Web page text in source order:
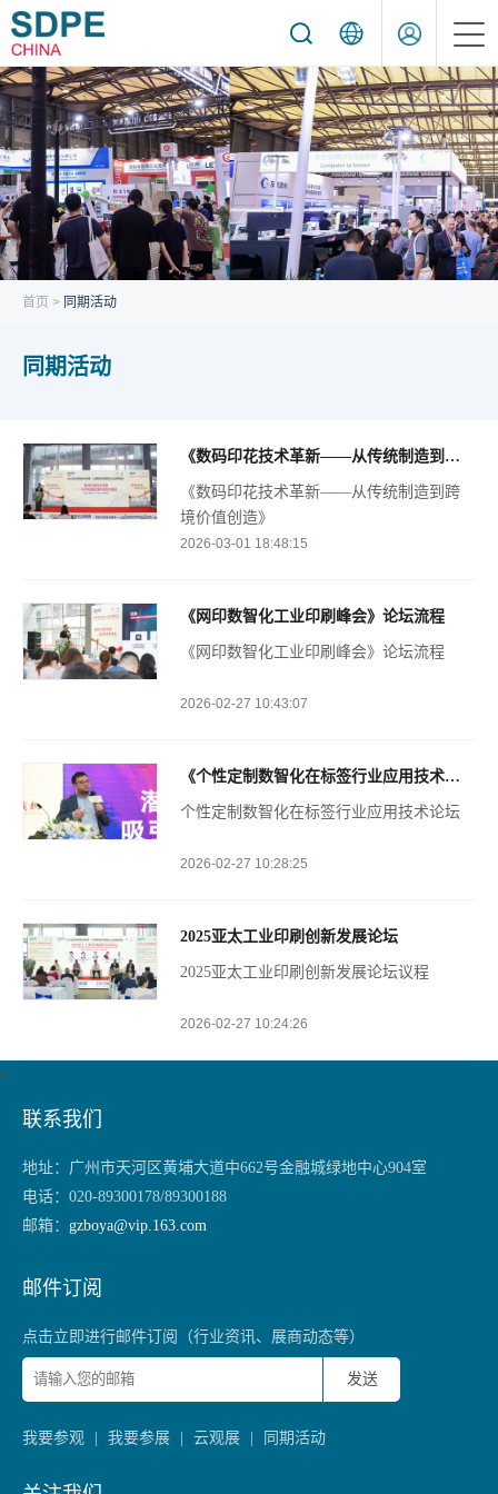
首页
关于展会
线上展览
展商服务
采购信息
媒体合作
首页 > 同期活动
同期活动
《数码印花技术革新——从传统制造到跨境价值创造》
《数码印花技术革新——从传统制造到跨
境价值创造》
2026-03-01 18:48:15
《网印数智化工业印刷峰会》论坛流程
《网印数智化工业印刷峰会》论坛流程
2026-02-27 10:43:07
《个性定制数智化在标签行业应用技术论坛》排期表
个性定制数智化在标签行业应用技术论坛
2026-02-27 10:28:25
2025亚太工业印刷创新发展论坛
2025亚太工业印刷创新发展论坛议程
2026-02-27 10:24:26
>
联系我们
地址： 广州市天河区黄埔大道中662号金融城绿地中心904室
电话： 020-89300178/89300188
邮箱： gzboya@vip.163.com
邮件订阅
点击立即进行邮件订阅（行业资讯、展商动态等）
发送
我要参观 | 我要参展 | 云观展 | 同期活动